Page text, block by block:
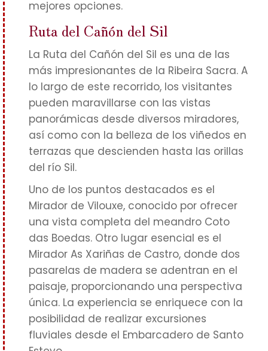
mejores opciones.
Ruta del Cañón del Sil
La Ruta del Cañón del Sil es una de las
más impresionantes de la Ribeira Sacra. A
lo largo de este recorrido, los visitantes
pueden maravillarse con las vistas
panorámicas desde diversos miradores,
así como con la belleza de los viñedos en
terrazas que descienden hasta las orillas
del río Sil.
Uno de los puntos destacados es el
Mirador de Vilouxe, conocido por ofrecer
una vista completa del meandro Coto
das Boedas. Otro lugar esencial es el
Mirador As Xariñas de Castro, donde dos
pasarelas de madera se adentran en el
paisaje, proporcionando una perspectiva
única. La experiencia se enriquece con la
posibilidad de realizar excursiones
fluviales desde el Embarcadero de Santo